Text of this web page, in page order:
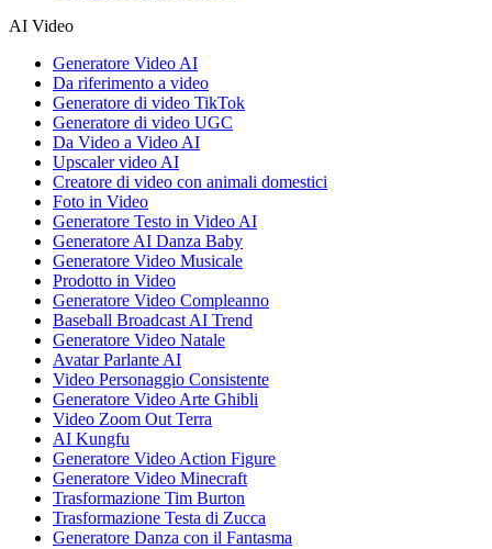
AI Video
Generatore Video AI
Da riferimento a video
Generatore di video TikTok
Generatore di video UGC
Da Video a Video AI
Upscaler video AI
Creatore di video con animali domestici
Foto in Video
Generatore Testo in Video AI
Generatore AI Danza Baby
Generatore Video Musicale
Prodotto in Video
Generatore Video Compleanno
Baseball Broadcast AI Trend
Generatore Video Natale
Avatar Parlante AI
Video Personaggio Consistente
Generatore Video Arte Ghibli
Video Zoom Out Terra
AI Kungfu
Generatore Video Action Figure
Generatore Video Minecraft
Trasformazione Tim Burton
Trasformazione Testa di Zucca
Generatore Danza con il Fantasma